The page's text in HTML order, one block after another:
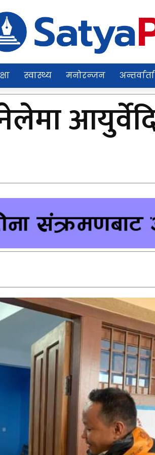
स्वास्थ्य मनोरन्जन अन्तर्वार्ता